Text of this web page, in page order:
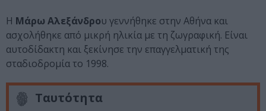
Η Μάρω Αλεξάνδρου γεννήθηκε στην Αθήνα και
ασχολήθηκε από μικρή ηλικία με τη ζωγραφική. Είναι
αυτοδίδακτη και ξεκίνησε την επαγγελματική της
σταδιοδρομία το 1998.
Ταυτότητα